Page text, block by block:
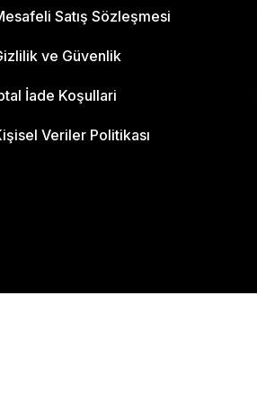
Satış Sözleşmesi
ve Güvenlik
İade Koşullari
Veriler Politikası